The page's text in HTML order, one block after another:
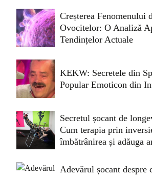
Creșterea Fenomenului
Ovocitelor: O Analiză
Tendințelor Actuale
KEKW: Secretele din
Popular Emoticon din
Secretul șocant de
Cum terapia prin
îmbătrânirea și adăuga
Adevărul șocant despre